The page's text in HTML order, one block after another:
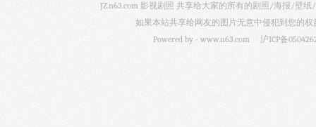
JZ.n63.com 影视剧照 共享给大家的所有的剧照/海报/壁
如果本站共享给网友的图片无意中侵犯到您的
Powered by - www.n63.com 沪ICP备